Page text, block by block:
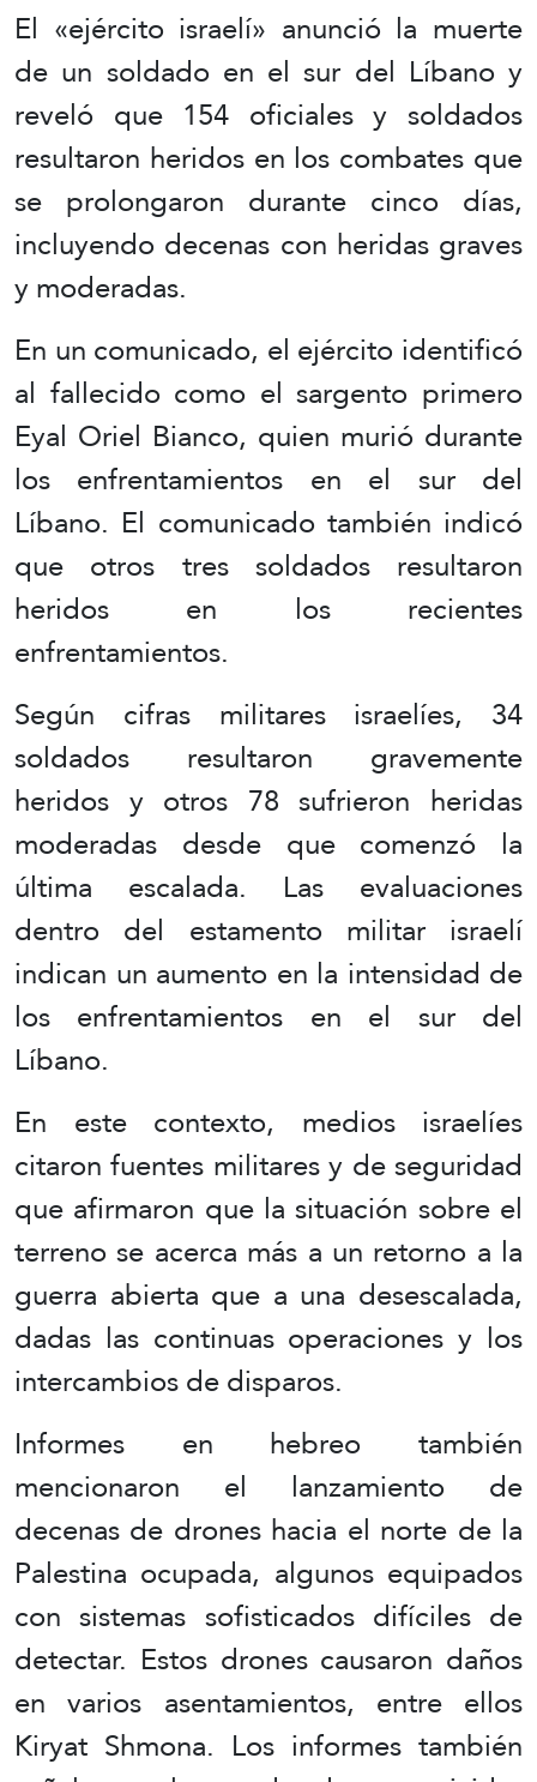
El «ejército israelí» anunció la muerte
de un soldado en el sur del Líbano y
reveló que 154 oficiales y soldados
resultaron heridos en los combates que
se prolongaron durante cinco días,
incluyendo decenas con heridas graves
y moderadas.
En un comunicado, el ejército identificó
al fallecido como el sargento primero
Eyal Oriel Bianco, quien murió durante
los enfrentamientos en el sur del
Líbano. El comunicado también indicó
que otros tres soldados resultaron
heridos en los recientes
enfrentamientos.
Según cifras militares israelíes, 34
soldados resultaron gravemente
heridos y otros 78 sufrieron heridas
moderadas desde que comenzó la
última escalada. Las evaluaciones
dentro del estamento militar israelí
indican un aumento en la intensidad de
los enfrentamientos en el sur del
Líbano.
En este contexto, medios israelíes
citaron fuentes militares y de seguridad
que afirmaron que la situación sobre el
terreno se acerca más a un retorno a la
guerra abierta que a una desescalada,
dadas las continuas operaciones y los
intercambios de disparos.
Informes en hebreo también
mencionaron el lanzamiento de
decenas de drones hacia el norte de la
Palestina ocupada, algunos equipados
con sistemas sofisticados difíciles de
detectar. Estos drones causaron daños
en varios asentamientos, entre ellos
Kiryat Shmona. Los informes también